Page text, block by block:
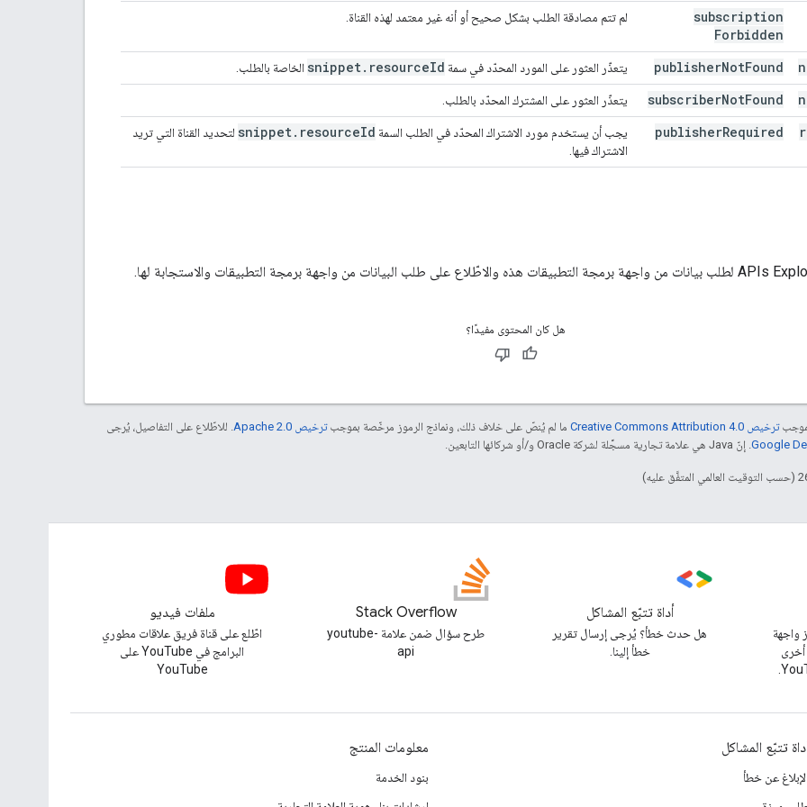
subscription
Forbidden
لم تتم مصادقة الطلب بشكل صحيح أو أنه غير معتمد لهذه القناة.
publisherNotFound يتعذّر العثور على المورد المحدّد في سمة snippet. resourceId الخاصة بالطلب.
subscriberNotFound يتعذّر العثور على المشترك المحدّد بالطلب.
publisherRequired يجب أن يستخدم مورد الاشتراك المحدّد في الطلب السمة snippet. resourceId
لتحديد القناة التي تريد
الاشتراك فيها.
APIs لطلب بيانات من واجهة برمجة التطبيقات هذه والاطّلاع على طلب البيانات من واجهة برمجة التطبيقات والاستجابة لها.
هل كان المحتوى مفيدًا؟
ترخيص Creative Commons Attribution 4.0‏ ما لم يُنصّ على خلاف ذلك، ونماذج الرموز مرخّصة بموجبترخيص Apache 2.0‏
. للاطّلاع على التفاصيل، يُرجى
. إنّ Java هي علامة تجارية مسجَّلة لشركة Oracle و/أو شركائها التابعين.
واجهة
أداة تتبّع المشاكل
هل حدث خطأ؟ يُرجى إرسال تقرير
خطأ إلينا.
Stack Overflow
طرح سؤال ضمن علامة youtube-
api
ملفات فيديو
اطّلع على قناة فريق علاقات مطوري
البرامج في YouTube على
YouTube
تتبّع المشاكل
عن خطأ
معلومات المنتج
بنود الخدمة